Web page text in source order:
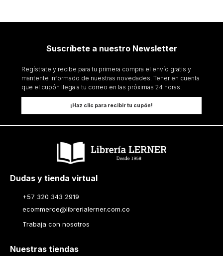
Suscríbete a nuestro Newsletter
Regístrate y recibe para tu primera compra el envío gratis y
mantente informado de nuestras novedades. Tener en cuenta
que el cupón llega a tu correo en las próximas 24 horas.
¡Haz clic para recibir tu cupón!
Dudas y tienda virtual
+57 320 343 2919
ecommerce@librerialerner.com.co
Trabaja con nosotros
Nuestras tiendas